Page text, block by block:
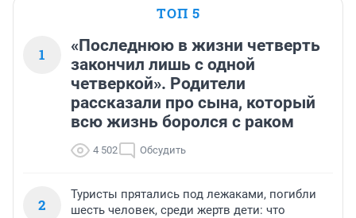
ТОП 5
1
«Последнюю в жизни четверть
закончил лишь с одной
четверкой». Родители
рассказали про сына, который
всю жизнь боролся с раком
4 502 Обсудить
2
Туристы прятались под лежаками, погибли
шесть человек, среди жертв дети: что